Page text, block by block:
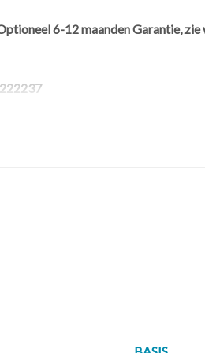
6-12 maanden Garantie,